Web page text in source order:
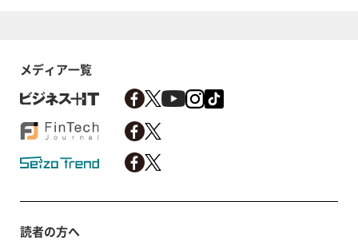
メディア一覧
読者の方へ